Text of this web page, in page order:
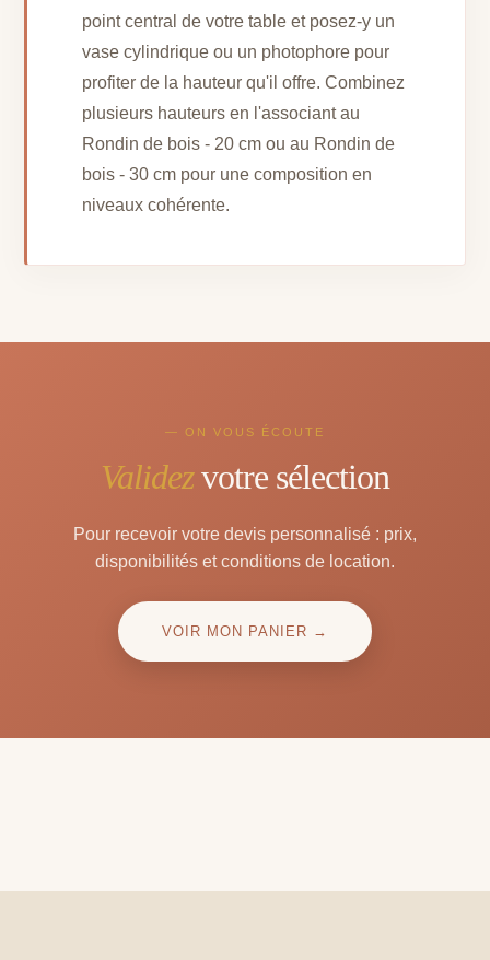
point central de votre table et posez-y un
vase cylindrique ou un photophore pour
profiter de la hauteur qu'il offre. Combinez
plusieurs hauteurs en l'associant au
Rondin de bois - 20 cm ou au Rondin de
bois - 30 cm pour une composition en
niveaux cohérente.
— ON VOUS ÉCOUTE
Validezvotre sélection
Pour recevoir votre devis personnalisé : prix,
disponibilités et conditions de location.
VOIR MON PANIER →